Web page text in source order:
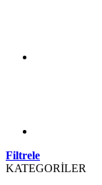
Filtrele
KATEGORİLER